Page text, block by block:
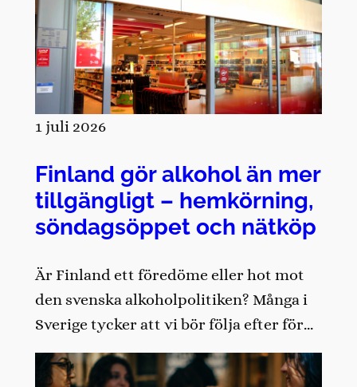
1 juli 2026
Finland gör alkohol än mer
tillgängligt – hemkörning,
söndagsöppet och nätköp
Är Finland ett föredöme eller hot mot
den svenska alkoholpolitiken? Många i
Sverige tycker att vi bör följa efter för…